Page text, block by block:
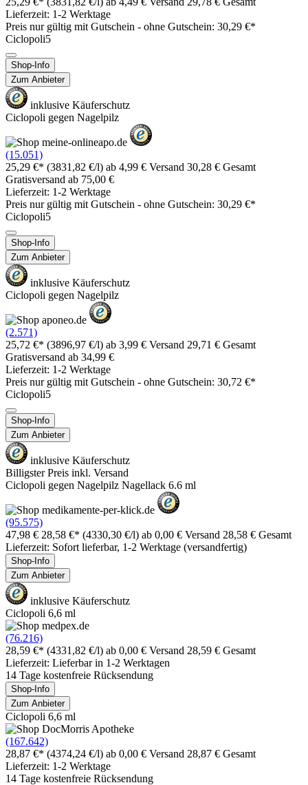
Lieferzeit: 1-2 Werktage
Preis nur gültig mit Gutschein - ohne Gutschein: 30,29 €*
Ciclopoli5
Shop-Info
Zum Anbieter
inklusive Käuferschutz
Ciclopoli gegen Nagelpilz
(15.051)
25,29 €* (3831,82 €/l) ab 4,99 € Versand 30,28 € Gesamt
Gratisversand ab 75,00 €
Lieferzeit: 1-2 Werktage
Preis nur gültig mit Gutschein - ohne Gutschein: 30,29 €*
Ciclopoli5
Shop-Info
Zum Anbieter
inklusive Käuferschutz
Ciclopoli gegen Nagelpilz
(2.571)
25,72 €* (3896,97 €/l) ab 3,99 € Versand 29,71 € Gesamt
Gratisversand ab 34,99 €
Lieferzeit: 1-2 Werktage
Preis nur gültig mit Gutschein - ohne Gutschein: 30,72 €*
Ciclopoli5
Shop-Info
Zum Anbieter
inklusive Käuferschutz
Billigster Preis inkl. Versand
Ciclopoli gegen Nagelpilz Nagellack 6.6 ml
(95.575)
47,98 € 28,58 €* (4330,30 €/l) ab 0,00 € Versand 28,58 € Gesamt
Lieferzeit: Sofort lieferbar, 1-2 Werktage (versandfertig)
Shop-Info
Zum Anbieter
inklusive Käuferschutz
Ciclopoli 6,6 ml
(76.216)
28,59 €* (4331,82 €/l) ab 0,00 € Versand 28,59 € Gesamt
Lieferzeit: Lieferbar in 1-2 Werktagen
14 Tage kostenfreie Rücksendung
Shop-Info
Zum Anbieter
Ciclopoli 6,6 ml
(167.642)
28,87 €* (4374,24 €/l) ab 0,00 € Versand 28,87 € Gesamt
Lieferzeit: 1-2 Werktage
14 Tage kostenfreie Rücksendung